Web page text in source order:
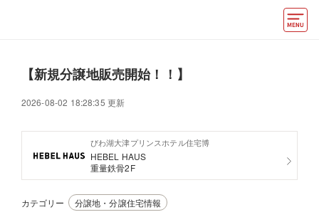
アクセス
好みからモデルハウスを探す
住まいづくりお役立ち情報
【新規分譲地販売開始！！】
2026-08-02 18:28:35 更新
びわ湖大津プリンスホテル住宅博
HEBEL HAUS
重量鉄骨2F
カテゴリー 分譲地・分譲住宅情報